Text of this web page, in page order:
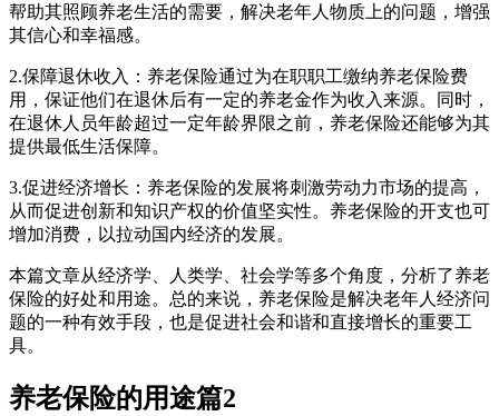
帮助其照顾养老生活的需要，解决老年人物质上的问题，增强
其信心和幸福感。
2.保障退休收入：养老保险通过为在职职工缴纳养老保险费
用，保证他们在退休后有一定的养老金作为收入来源。同时，
在退休人员年龄超过一定年龄界限之前，养老保险还能够为其
提供最低生活保障。
3.促进经济增长：养老保险的发展将刺激劳动力市场的提高，
从而促进创新和知识产权的价值坚实性。养老保险的开支也可
增加消费，以拉动国内经济的发展。
本篇文章从经济学、人类学、社会学等多个角度，分析了养老
保险的好处和用途。总的来说，养老保险是解决老年人经济问
题的一种有效手段，也是促进社会和谐和直接增长的重要工
具。
养老保险的用途篇2